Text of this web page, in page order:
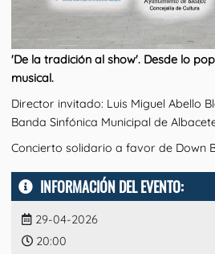
'De la tradición al show'. Desde lo
musical.
Director invitado: Luis Miguel Abello
Banda Sinfónica Municipal de
Concierto solidario a favor de Down
INFORMACIÓN DEL EVENTO:
29-04-2026
20:00